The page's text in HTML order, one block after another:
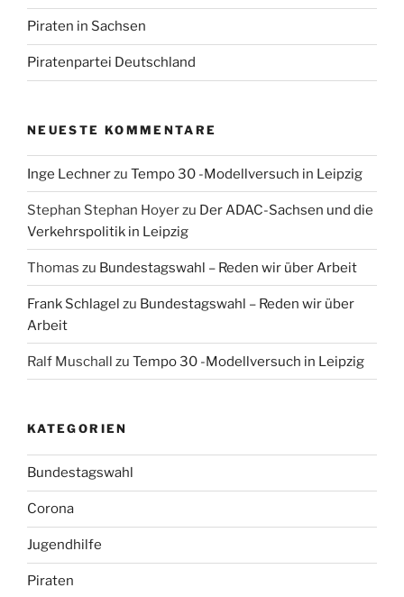
Piraten in Sachsen
Piratenpartei Deutschland
NEUESTE KOMMENTARE
Inge Lechnerzu Tempo 30 -Modellversuch in Leipzig
Stephan Stephan Hoyerzu Der ADAC-Sachsen und die
Verkehrspolitik in Leipzig
Thomas zu Bundestagswahl – Reden wir über Arbeit
Frank Schlagel zu Bundestagswahl – Reden wir über
Arbeit
Ralf Muschall zu Tempo 30 -Modellversuch in Leipzig
KATEGORIEN
Bundestagswahl
Corona
Jugendhilfe
Piraten